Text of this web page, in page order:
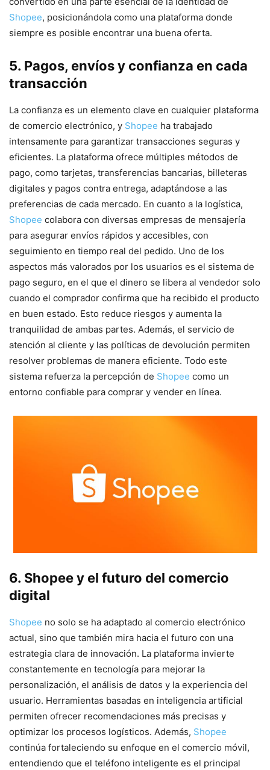
Shopee, posicionándola como una plataforma donde
siempre es posible encontrar una buena oferta.
5. Pagos, envíos y confianza en cada
transacción
La confianza es un elemento clave en cualquier plataforma
de comercio electrónico, y Shopee ha trabajado
intensamente para garantizar transacciones seguras y
eficientes. La plataforma ofrece múltiples métodos de
pago, como tarjetas, transferencias bancarias, billeteras
digitales y pagos contra entrega, adaptándose a las
preferencias de cada mercado. En cuanto a la logística,
Shopee colabora con diversas empresas de mensajería
para asegurar envíos rápidos y accesibles, con
seguimiento en tiempo real del pedido. Uno de los
aspectos más valorados por los usuarios es el sistema de
pago seguro, en el que el dinero se libera al vendedor solo
cuando el comprador confirma que ha recibido el producto
en buen estado. Esto reduce riesgos y aumenta la
tranquilidad de ambas partes. Además, el servicio de
atención al cliente y las políticas de devolución permiten
resolver problemas de manera eficiente. Todo este
sistema refuerza la percepción de Shopee como un
entorno confiable para comprar y vender en línea.
6. Shopee y el futuro del comercio
digital
Shopee no solo se ha adaptado al comercio electrónico
actual, sino que también mira hacia el futuro con una
estrategia clara de innovación. La plataforma invierte
constantemente en tecnología para mejorar la
personalización, el análisis de datos y la experiencia del
usuario. Herramientas basadas en inteligencia artificial
permiten ofrecer recomendaciones más precisas y
optimizar los procesos logísticos. Además, Shopee
continúa fortaleciendo su enfoque en el comercio móvil,
entendiendo que el teléfono inteligente es el principal